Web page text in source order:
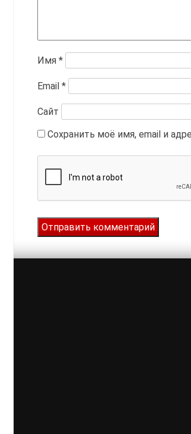
Имя *
Email *
Сайт
Сохранить моё имя, email и